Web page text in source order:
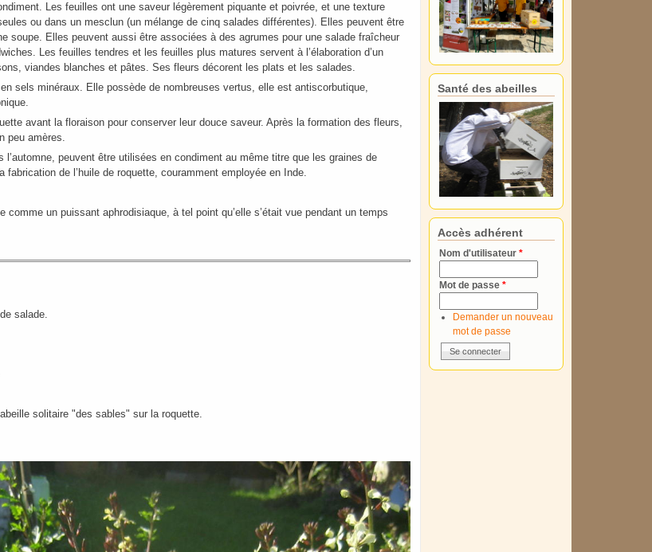
Les feuilles ont une saveur légèrement piquante et poivrée, et une texture
ou dans un mesclun (un mélange de cinq salades différentes). Elles peuvent être
soupe. Elles peuvent aussi être associées à des agrumes pour une salade fraîcheur
Les feuilles tendres et les feuilles plus matures servent à l’élaboration d’un
viandes blanches et pâtes. Ses fleurs décorent les plats et les salades.
sels minéraux. Elle possède de nombreuses vertus, elle est antiscorbutique,
avant la floraison pour conserver leur douce saveur. Après la formation des fleurs,
peu amères.
l’automne, peuvent être utilisées en condiment au même titre que les graines de
de l’huile de roquette, couramment employée en Inde.
comme un puissant aphrodisiaque, à tel point qu’elle s’était vue pendant un temps
salade.
solitaire "des sables" sur la roquette.
Santé des abeilles
Accès adhérent
Nom d'utilisateur *
Mot de passe *
Demander un nouveau
mot de passe